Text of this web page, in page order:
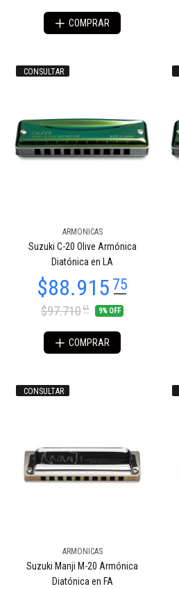
COMPRAR
CONSULTAR
ARMONICAS
Suzuki C-20 Olive Armónica
Diatónica en LA
$97.71061 9% OFF
COMPRAR
CONSULTAR
ARMONICAS
Suzuki Manji M-20 Armónica
Diatónica en FA